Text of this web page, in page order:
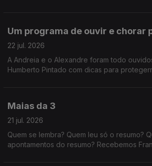
Um programa de ouvir e chorar
22 jul. 2026
A Andreia e o Alexandre foram todo
Humberto Pintado com dicas para
Maias da 3
21 jul. 2026
Quem se lembra? Quem leu só o resumo?
apontamentos do resumo? Recebemos